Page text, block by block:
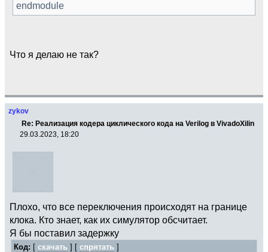
endmodule
Что я делаю не так?
zykov
Re: Реализация кодера циклического кода на Verilog в VivadoXilin
29.03.2023, 18:20
Плохо, что все переключения происходят на границе
клока. Кто знает, как их симулятор обсчитает.
Я бы поставил задержку
Код: [скачать ] [спрятать ]